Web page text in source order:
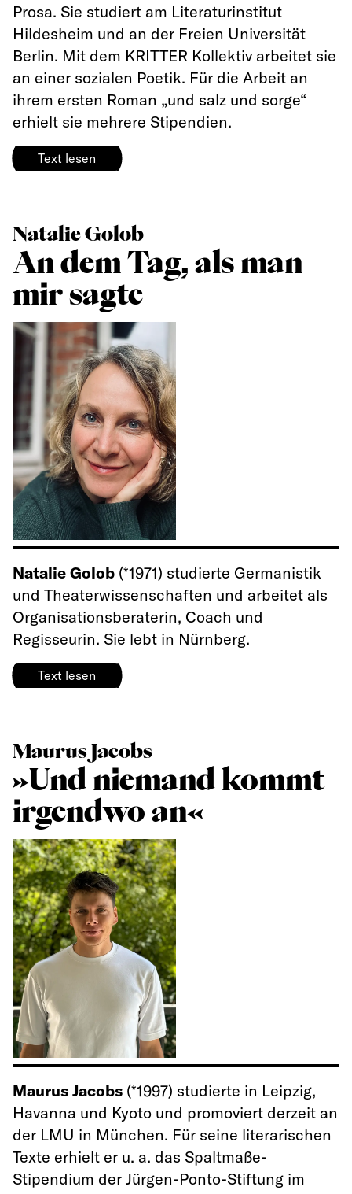
Prosa. Sie studiert am Literaturinstitut
Hildesheim und an der Freien Universität
Berlin. Mit dem KRITTER Kollektiv arbeitet sie
an einer sozialen Poetik. Für die Arbeit an
ihrem ersten Roman „und salz und sorge“
erhielt sie mehrere Stipendien.
Text lesen
Natalie Golob
An dem Tag, als man
mir sagte
Natalie Golob (*1971) studierte Germanistik
und Theaterwissenschaften und arbeitet als
Organisationsberaterin, Coach und
Regisseurin. Sie lebt in Nürnberg.
Text lesen
Maurus Jacobs
»Und niemand kommt
irgendwo an«
Maurus Jacobs (*1997) studierte in Leipzig,
Havanna und Kyoto und promoviert derzeit an
der LMU in München. Für seine literarischen
Texte erhielt er u. a. das Spaltmaße-
Stipendium der Jürgen-Ponto-Stiftung im